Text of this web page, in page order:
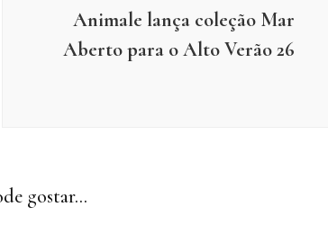
Animale lança coleção Mar
Aberto para o Alto Verão 26
gostar...